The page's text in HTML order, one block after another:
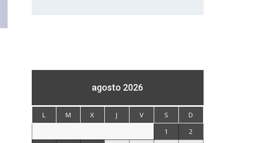
agosto 2026
L M X J V S
D
1
2